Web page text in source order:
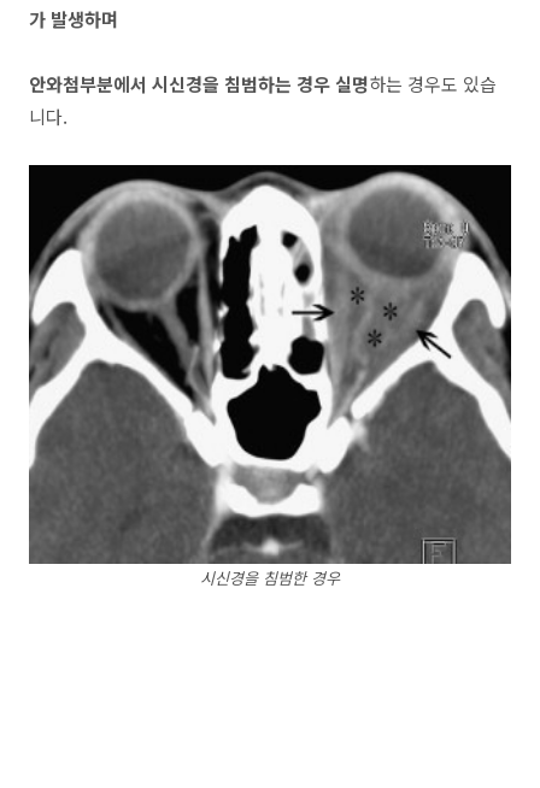
가 발생하며
안와첨부분에서 시신경을 침범하는 경우 실명하는 경우도 있습
니다.
시신경을 침범한 경우